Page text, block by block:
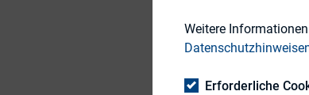
Weitere
Erforderliche